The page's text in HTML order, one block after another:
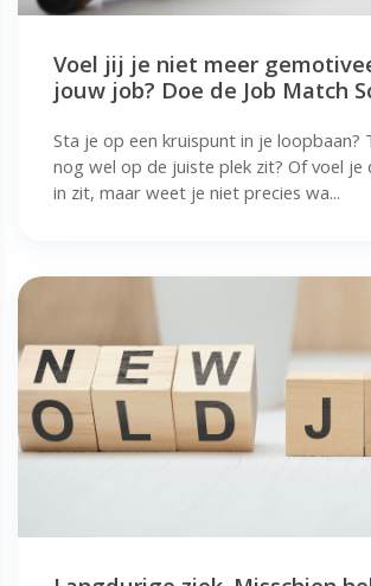
Voel jij je niet meer
jouw job? Doe de Job Match
Sta je op een kruispunt in je loopbaan?
nog wel op de juiste plek zit? Of voel
in zit, maar weet je niet precies wa...